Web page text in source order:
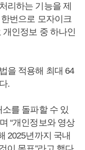
리하는 기능을 제
번으로 모자이크
인정보 중 하나인
을 적용해 최대 64
.
를 돌파할 수 있
“개인정보와 영상
2025년까지 국내